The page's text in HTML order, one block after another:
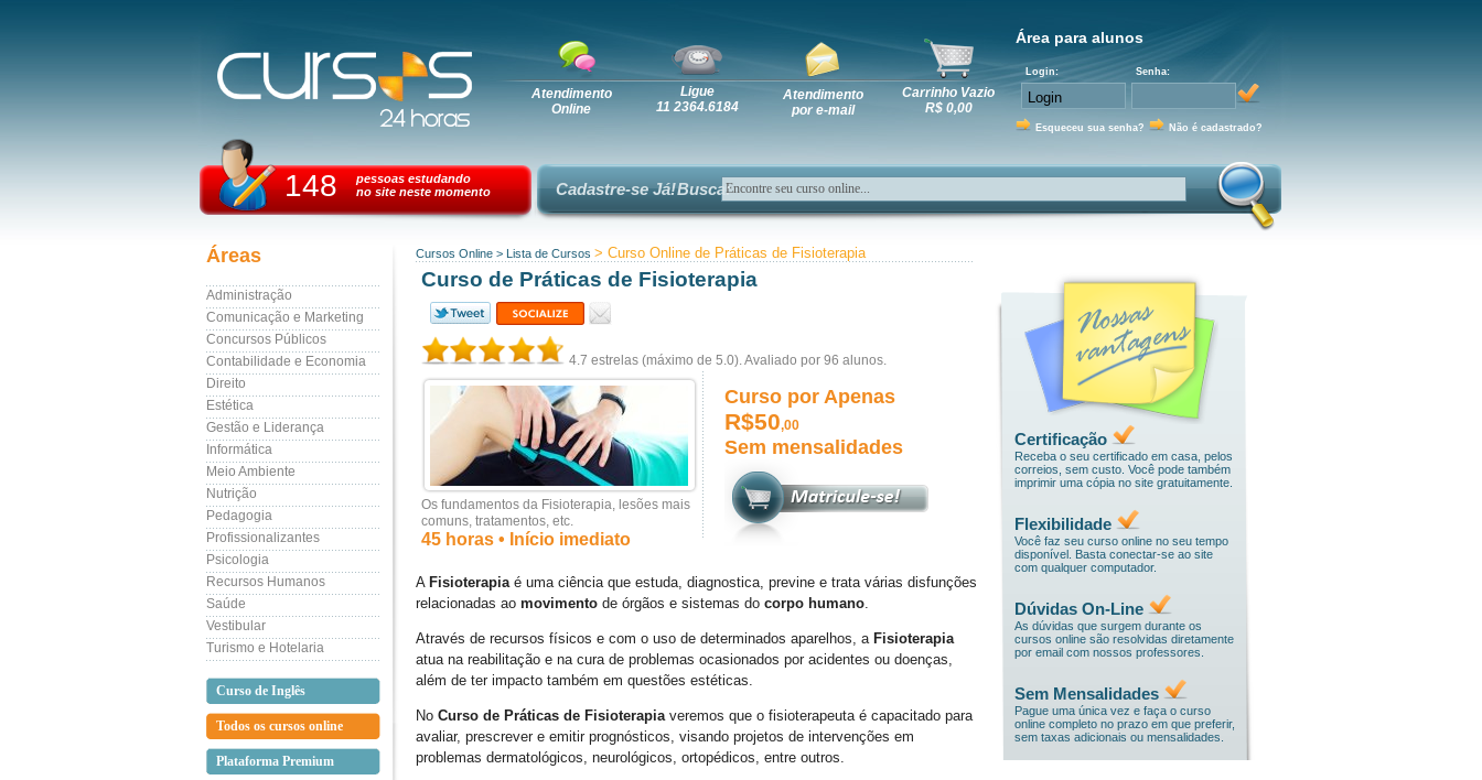
Atendimento
Online
Ligue
11 2364.6184
Atendimento
por e-mail
Carrinho Vazio
R$ 0,00
Área para alunos
Login: Senha:
Esqueceu sua senha? Não é cadastrado?
148
pessoas estudando
no site neste momento
Cadastre-se Já!Busca:
Áreas
Administração
Comunicação e Marketing
Concursos Públicos
Contabilidade e Economia
Direito
Estética
Gestão e Liderança
Informática
Meio Ambiente
Nutrição
Pedagogia
Profissionalizantes
Psicologia
Recursos Humanos
Saúde
Vestibular
Turismo e Hotelaria
Curso de Inglês
Todos os cursos online
Plataforma Premium
Cursos Online > Lista de Cursos > Curso Online de Práticas de Fisioterapia
Curso de Práticas de Fisioterapia
4.7 estrelas (máximo de 5.0). Avaliado por 96 alunos.
Curso por Apenas
R$50,00
Sem mensalidades
Os fundamentos da Fisioterapia, lesões mais
comuns, tratamentos, etc.
45 horas • Início imediato
A Fisioterapia é uma ciência que estuda, diagnostica, previne e trata várias disfunções
relacionadas ao movimento de órgãos e sistemas do corpo humano.
Através de recursos físicos e com o uso de determinados aparelhos, a Fisioterapia
atua na reabilitação e na cura de problemas ocasionados por acidentes ou doenças,
além de ter impacto também em questões estéticas.
No Curso de Práticas de Fisioterapiaveremos que o fisioterapeuta é capacitado para
avaliar, prescrever e emitir prognósticos, visando projetos de intervenções em
problemas dermatológicos, neurológicos, ortopédicos, entre outros.
Certificação
Receba o seu certificado em casa, pelos
correios, sem custo. Você pode também
imprimir uma cópia no site gratuitamente.
Flexibilidade
Você faz seu curso online no seu tempo
disponível. Basta conectar-se ao site
com qualquer computador.
Dúvidas On-Line
As dúvidas que surgem durante os
cursos online são resolvidas diretamente
por email com nossos professores.
Sem Mensalidades
Pague uma única vez e faça o curso
online completo no prazo em que preferir,
sem taxas adicionais ou mensalidades.